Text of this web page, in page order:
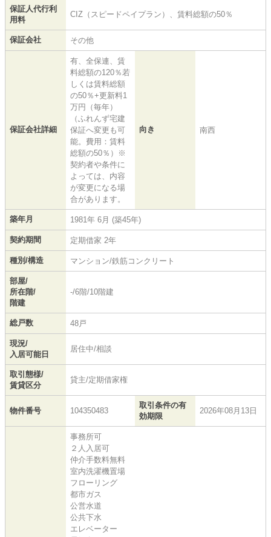
保証人代行利
用料
CIZ（スピードペイプラン）、賃料総額の50％
保証会社 その他
保証会社詳細
有、全保連、賃
料総額の120％若
しくは賃料総額
の50％+更新料1
万円（毎年）
（ふれんず宅建
保証へ変更も可
能。費用：賃料
総額の50％）※
契約者や条件に
よっては、内容
が変更になる場
合があります。
向き 南西
築年月 1981年 6月 (築45年)
契約期間 定期借家 2年
種別/構造 マンション/鉄筋コンクリート
部屋/
所在階/
階建
-/6階/10階建
総戸数 48戸
現況/
入居可能日
居住中/相談
取引態様/
賃貸区分
貸主/定期借家権
物件番号 104350483
取引条件の有
効期限
2026年08月13日
事務所可
２人入居可
仲介手数料無料
室内洗濯機置場
フローリング
都市ガス
公営水道
公共下水
エレベーター